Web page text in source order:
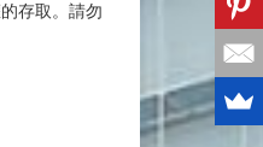
存取。請勿